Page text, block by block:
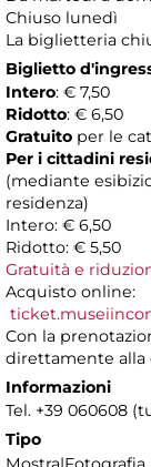
Chiuso lunedì
La biglietteria
Biglietto
Intero: € 7,50
Ridotto: € 6,50
Gratuito per le
Per i cittadini
(mediante
residenza)
Intero: € 6,50
Ridotto: € 5,50
Gratuità e
Acquisto online:
Con la
direttamente alla
Informazioni
Tel. +39 060608
Tipo